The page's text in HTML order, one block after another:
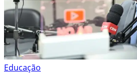
Educação